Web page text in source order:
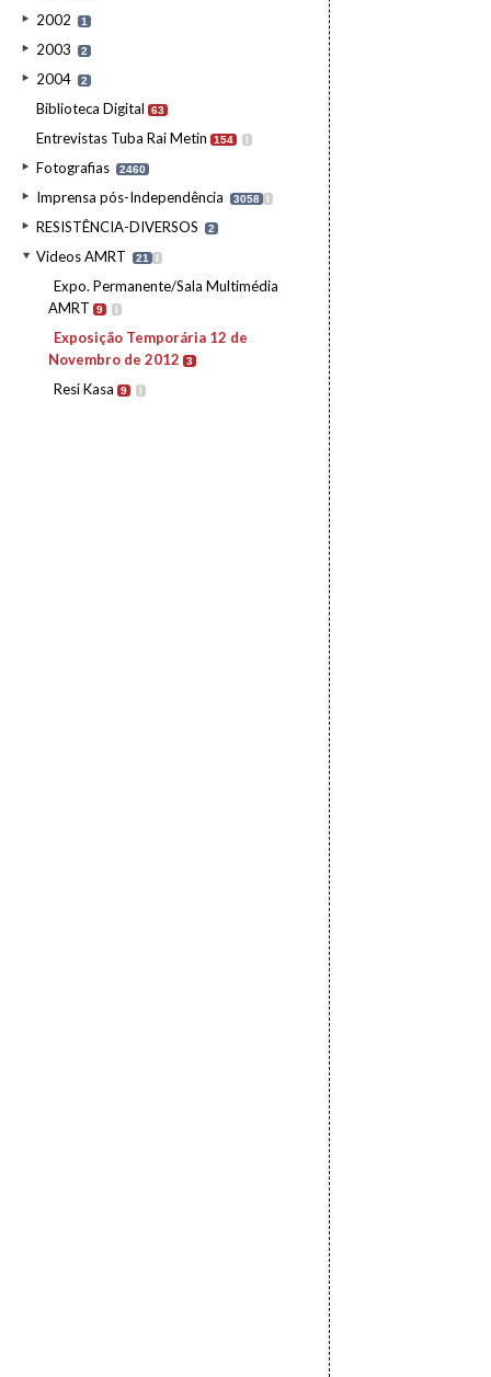
2002 1
2003 2
2004 2
Biblioteca Digital 63
Entrevistas Tuba Rai Metin 154 I
Fotografias 2460
Imprensa pós-Independência 3058 I
RESISTÊNCIA-DIVERSOS 2
Videos AMRT 21 I
Expo. Permanente/Sala Multimédia
AMRT
9 I
Exposição Temporária 12 de
Novembro de 2012
3
Resi Kasa 9 I